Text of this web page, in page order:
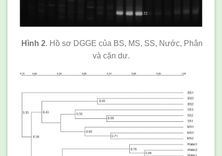
Hình 2. Hồ sơ DGGE của BS, MS, SS, Nước, Phân
và cặn dư.